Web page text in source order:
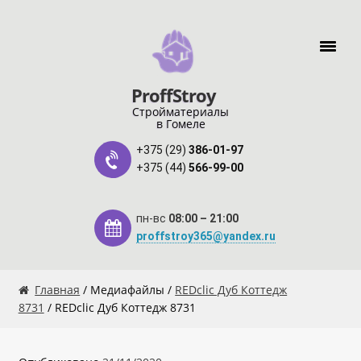
Перейти к содержимому
ProffStroy
Стройматериалы
в Гомеле
+375 (29) 386-01-97
+375 (44) 566-99-00
пн-вс 08:00 – 21:00
proffstroy365@yandex.ru
Главная
Главная / Медиафайлы / REDclic Дуб Коттедж
8731 / REDclic Дуб Коттедж 8731